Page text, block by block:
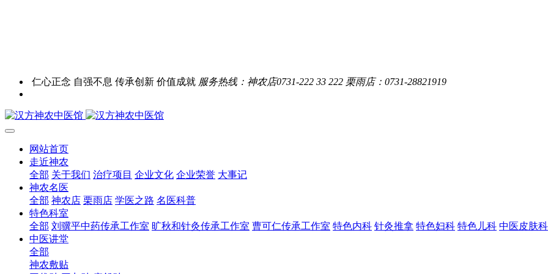
仁心正念 自强不息 传承创新 价值成就 服务热线：神农店0731-222 33 222 栗雨店：0731-28821919
网站首页
走近神农
全部 关于我们 治疗项目 企业文化 企业荣誉 大事记
神农名医
全部 神农店 栗雨店 学医之路 名医科普
特色科室
全部 刘骥平中药传承工作室 旷秋和针灸传承工作室 曹可仁传承工作室 特色内科 针灸推拿 特色妇科 特色儿科 中医皮肤科
中医讲堂
全部
神农敷贴